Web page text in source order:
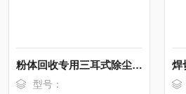
粉体回收专用三耳式除尘滤筒350*900mm
型号：